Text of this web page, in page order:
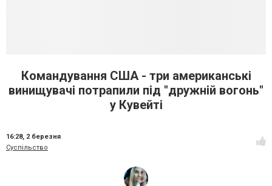
Командування США - три американські
винищувачі потрапили під "дружній вогонь"
у Кувейті
16:28, 2 березня
Суспільство